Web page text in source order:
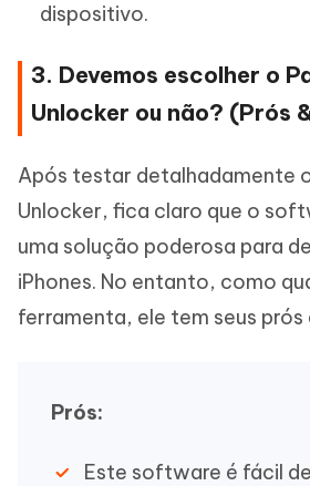
dispositivo.
3. Devemos escolher o
Unlocker ou não? (Prós
Após testar detalhadamente
Unlocker, fica claro que o
uma solução poderosa para
iPhones. No entanto, como
ferramenta, ele tem seus prós
Prós:
Este software é fácil